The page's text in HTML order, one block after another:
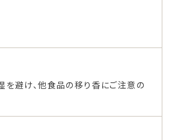
を避け、他食品の移り香にご注意の